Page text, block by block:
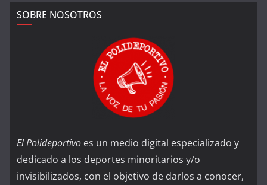
SOBRE NOSOTROS
El Polideportivo es un medio digital especializado y
dedicado a los deportes minoritarios y/o
invisibilizados, con el objetivo de darlos a conocer,